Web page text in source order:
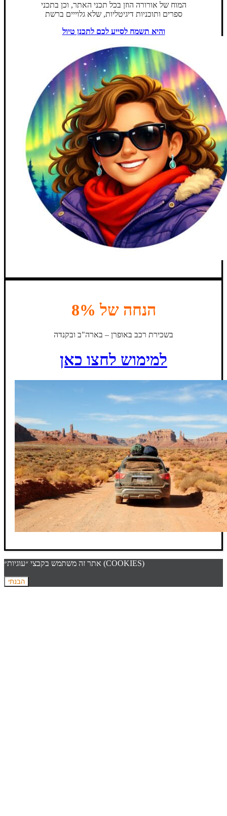
המוח של אורורה הוזן בכל תכני האתר, וכן בתכני
ספרים ותוכניות דיגיטליות, שלא גלוייים ברשת
והיא תשמח לסייע לכם לתכנן טיול
הנחה של 8%
בשכירת רכב באופרן – בארה"ב ובקנדה
למימוש לחצו כאן
אתר זה משתמש בקבצי ״עוגיות״ (COOKIES)
הבנתי